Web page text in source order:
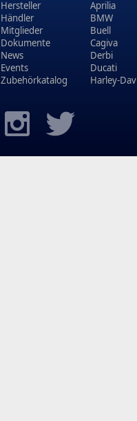
Hersteller
Händler
Mitglieder
Dokumente
News
Events
Zubehörkatalog
Aprilia
BMW
Buell
Cagiva
Derbi
Ducati
Harley-